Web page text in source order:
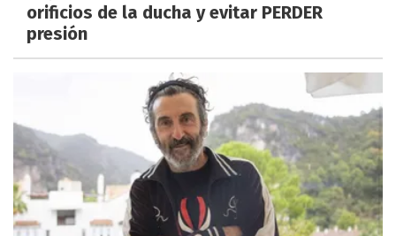
orificios de la ducha y evitar PERDER
presión